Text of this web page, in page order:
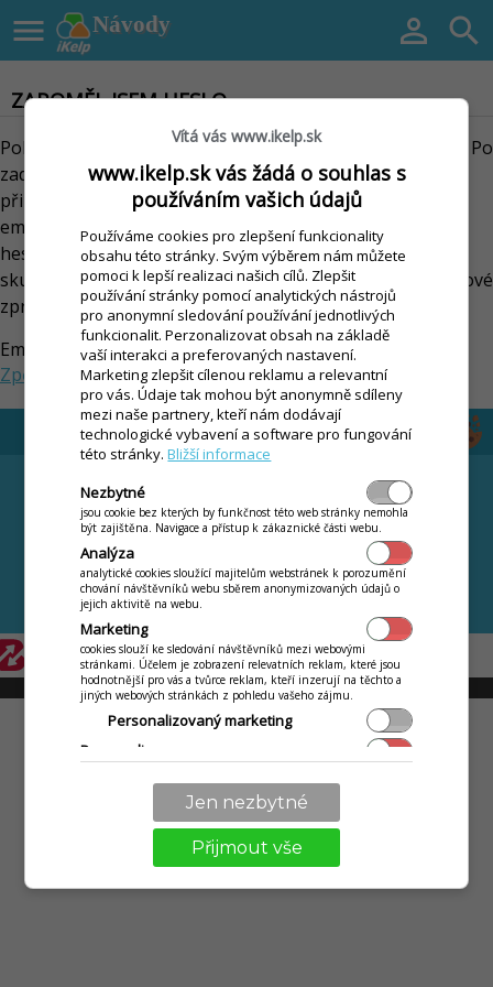
Návody
  
ZAPOMĚL JSEM HESLO
Pokud jste zapomněli Vaše přístupové heslo, nezoufejte. Po
zadání Vaší emailové adresy (kterou používáte jako
přihlašovací jméno) Vám bude automaticky zaslaná
emailová zpráva, která bude obsahovat nové přístupové
heslo a odkaz k dokončení změny hesla. Heslo bude
skutečně změněno až po kliknutí na tento odkaz v emailové
zprávě.
Email
Zaslat žádost
Zpět
Začíname
Skladová evidence
Denní menu
Seznam
PRVNÍ KROKY
Vítá vás www.ikelp.sk
www.ikelp.sk vás žádá o souhlas s
používáním vašich údajů
Používáme cookies pro zlepšení funkcionality
obsahu této stránky. Svým výběrem nám můžete
pomoci k lepší realizaci našich cílů. Zlepšit
používání stránky pomocí analytických nástrojů
pro anonymní sledování používání jednotlivých
funkcionalit. Perzonalizovat obsah na základě
vaší interakci a preferovaných nastavení.
Marketing zlepšit cílenou reklamu a relevantní
pro vás. Údaje tak mohou být anonymně sdíleny
mezi naše partnery, kteří nám dodávají
technologické vybavení a software pro fungování
této stránky.Bližší informace
Nezbytné
jsou cookie bez kterých by funkčnost této web stránky nemohla
být zajištěna. Navigace a přístup k zákaznické části webu.
Analýza
analytické cookies sloužící majitelům webstránek k porozumění
chování návštěvníků webu sběrem anonymizovaných údajů o
jejich aktivitě na webu.
Marketing
cookies slouží ke sledování návštěvníků mezi webovými
stránkami. Účelem je zobrazení relevatních reklam, které jsou
hodnotnější pro vás a tvůrce reklam, kteří inzerují na těchto a
jiných webových stránkách z pohledu vašeho zájmu.
Personalizovaný marketing
Personalizace
komunikace textová s obchodníkem, technikem.
Jen nezbytné
Přijmout vše
© 2009 - 2026 Abiset s.r.o. | powered byiKelp